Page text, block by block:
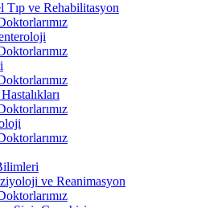
Tıp ve Rehabilitasyon
ve Reanimasyon